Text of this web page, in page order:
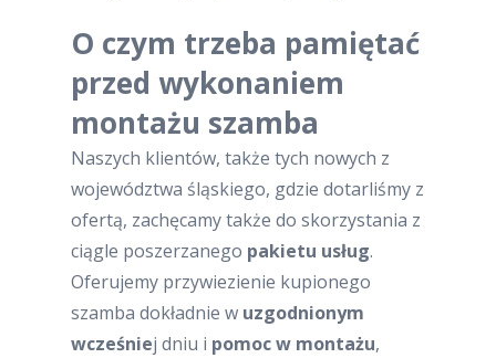
O czym trzeba pamiętać
przed wykonaniem
montażu szamba
Naszych klientów, także tych nowych z
województwa śląskiego, gdzie dotarliśmy z
ofertą, zachęcamy także do skorzystania z
ciągle poszerzanego pakietu usług.
Oferujemy przywiezienie kupionego
szamba dokładnie w uzgodnionym
wcześniej dniu i pomoc w montażu,